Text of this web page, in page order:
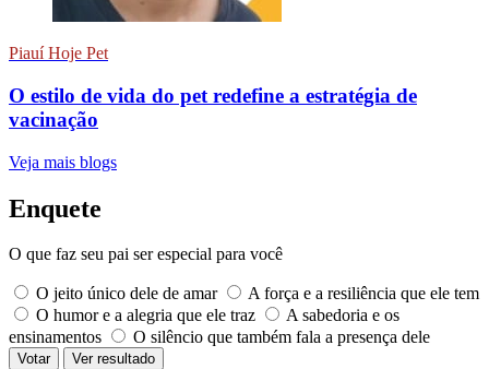
Piauí Hoje Pet
O estilo de vida do pet redefine a estratégia de
vacinação
Veja mais blogs
Enquete
O que faz seu pai ser especial para você
O jeito único dele de amar
A força e a resiliência que ele tem
O humor e a alegria que ele traz
A sabedoria e os
ensinamentos
O silêncio que também fala a presença dele
Votar Ver resultado